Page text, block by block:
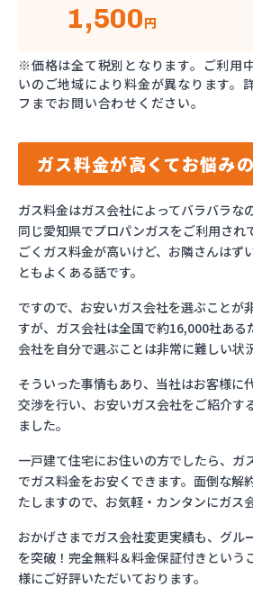
1,500円
※価格は全て税別となります。ご利用
いのご地域により料金が異なります。
フまでお問い合わせください。
ガス料金が高くてお悩み
ガス料金はガス会社によってバラバラな
同じ愛知県でプロパンガスをご利用され
ごくガス料金が高いけど、お隣さんはず
ともよくある話です。
ですので、お安いガス会社を選ぶことが
すが、ガス会社は全国で約16,000社ある
会社を自分で選ぶことは非常に難しい状
そういった事情もあり、当社はお客様に
交渉を行い、お安いガス会社をご紹介す
ました。
一戸建て住宅にお住いの方でしたら、ガ
でガス料金をお安くできます。面倒な解
たしますので、お気軽・カンタンにガス
おかげさまでガス会社変更実績も、グル
を突破！完全無料＆料金保証付きという
様にご好評いただいております。